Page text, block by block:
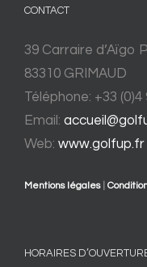
CONTACT
39 Carraire d’Aïgo
83310 GRIMAUD
Téléphone: +33 (0)4
Email:
Web: www.golfup.fr
Mentions légales
HORAIRES